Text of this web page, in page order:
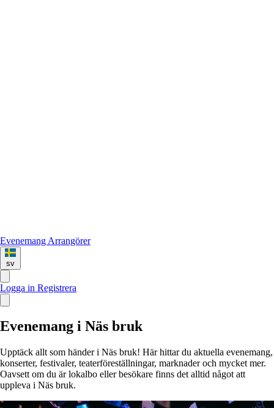
Evenemang Arrangörer
sv
Logga in Registrera
Evenemang i Näs bruk
Upptäck allt som händer i Näs bruk! Här hittar du aktuella evenemang,
konserter, festivaler, teaterföreställningar, marknader och mycket mer.
Oavsett om du är lokalbo eller besökare finns det alltid något att
uppleva i Näs bruk.